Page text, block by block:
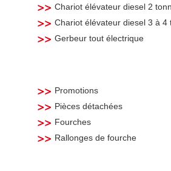
Chariot élévateur diesel 2
Chariot élévateur diesel 3 à 4
Gerbeur tout électrique
Promotions
Pièces détachées
Fourches
Rallonges de fourche